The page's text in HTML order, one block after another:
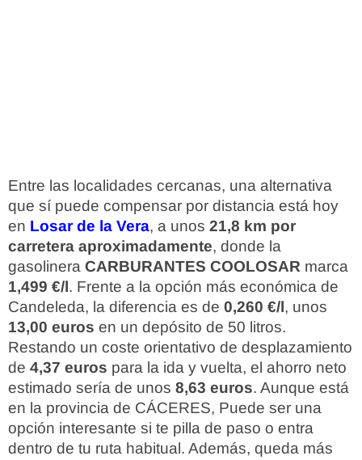
Entre las localidades cercanas, una alternativa
que sí puede compensar por distancia está hoy
en Losar de la Vera, a unos 21,8 km por
carretera aproximadamente, donde la
gasolinera CARBURANTES COOLOSAR marca
1,499 €/l. Frente a la opción más económica de
Candeleda, la diferencia es de 0,260 €/l, unos
13,00 euros en un depósito de 50 litros.
Restando un coste orientativo de desplazamiento
de 4,37 euros para la ida y vuelta, el ahorro neto
estimado sería de unos 8,63 euros. Aunque está
en la provincia de CÁCERES, Puede ser una
opción interesante si te pilla de paso o entra
dentro de tu ruta habitual. Además, queda más